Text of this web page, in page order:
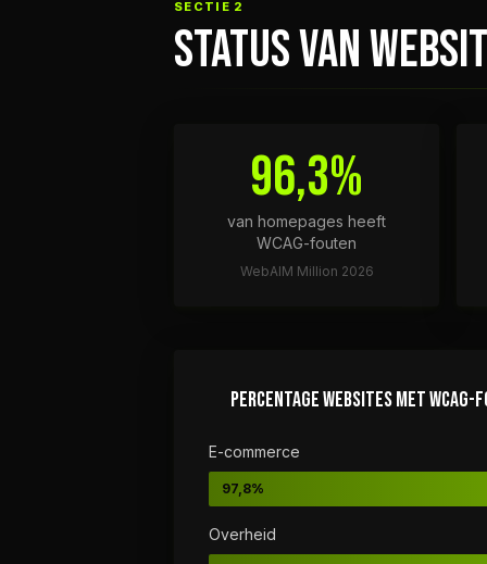
SECTIE 2
STATUS VAN
96,3%
van homepages heeft
WCAG-fouten
WebAIM Million 2026
PERCENTAGE WEBSITES MET WCAG-
E-commerce
97,8%
Overheid